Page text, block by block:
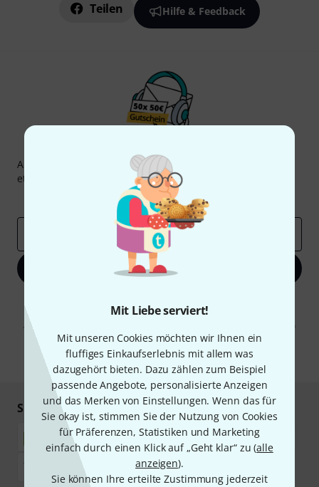
Mit Liebe serviert!
Mit unseren Cookies möchten wir Ihnen ein
fluffiges Einkaufserlebnis mit allem was
dazugehört bieten. Dazu zählen zum Beispiel
passende Angebote, personalisierte Anzeigen
und das Merken von Einstellungen. Wenn das für
Sie okay ist, stimmen Sie der Nutzung von Cookies
für Präferenzen, Statistiken und Marketing
einfach durch einen Klick auf „Geht klar“ zu (alle
anzeigen).
Sie können Ihre erteilte Zustimmung jederzeit
Teilen Hilfe & Feedback
Abonniere den Thomann Newsletter und gewinne mit
etwas Glück einen von
50 Gutscheinen
Inspirierende Beiträge
Deals
Jetzt anmelden
Werbung und einer Messung des E-Mail-Nutzungsverhaltens zu. Die
Abmeldung ist jederzeit möglich. Weitere Informationen finden Sie in
unserenDatenschutzhinweisen.
* Pflichtfeld
Sicher einkaufen & bezahlen